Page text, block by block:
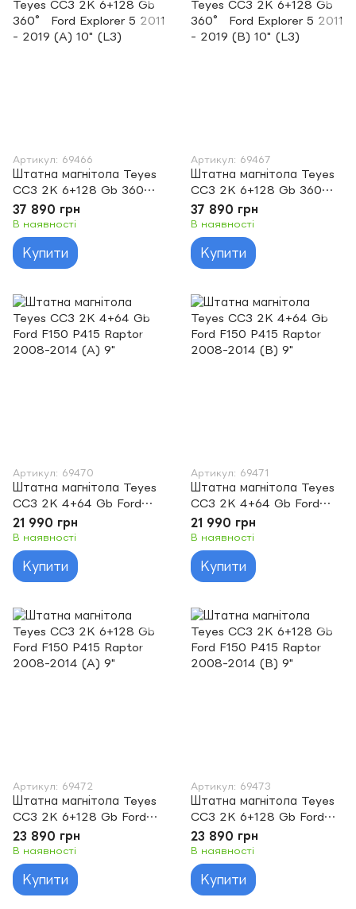
Артикул: 69466
Штатна магнітола Teyes
CC3 2K 6+128 Gb 360°
Ford Explorer 5 2011 -
2019 (A) 10" (L3)
37 890 грн
В наявності
Купити
Артикул: 69467
Штатна магнітола Teyes
CC3 2K 6+128 Gb 360°
Ford Explorer 5 2011 -
2019 (B) 10" (L3)
37 890 грн
В наявності
Купити
Артикул: 69470
Штатна магнітола Teyes
CC3 2K 4+64 Gb Ford
F150 P415 Raptor 2008-
2014 (A) 9"
21 990 грн
В наявності
Купити
Артикул: 69471
Штатна магнітола Teyes
CC3 2K 4+64 Gb Ford
F150 P415 Raptor 2008-
2014 (B) 9"
21 990 грн
В наявності
Купити
Артикул: 69472
Штатна магнітола Teyes
CC3 2K 6+128 Gb Ford
F150 P415 Raptor 2008-
2014 (A) 9"
23 890 грн
В наявності
Купити
Артикул: 69473
Штатна магнітола Teyes
CC3 2K 6+128 Gb Ford
F150 P415 Raptor 2008-
2014 (B) 9"
23 890 грн
В наявності
Купити